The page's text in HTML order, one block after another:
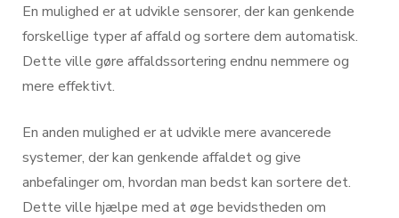
En mulighed er at udvikle sensorer, der kan genkende
forskellige typer af affald og sortere dem automatisk.
Dette ville gøre affaldssortering endnu nemmere og
mere effektivt.
En anden mulighed er at udvikle mere avancerede
systemer, der kan genkende affaldet og give
anbefalinger om, hvordan man bedst kan sortere det.
Dette ville hjælpe med at øge bevidstheden om